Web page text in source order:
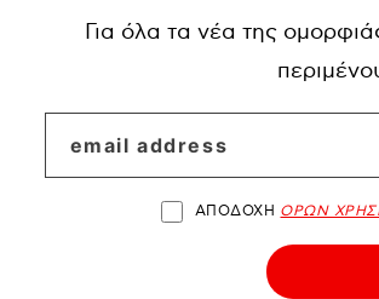
Για όλα τα νέα της
ΑΠΟΔΟΧΗ ΟΡΩΝ